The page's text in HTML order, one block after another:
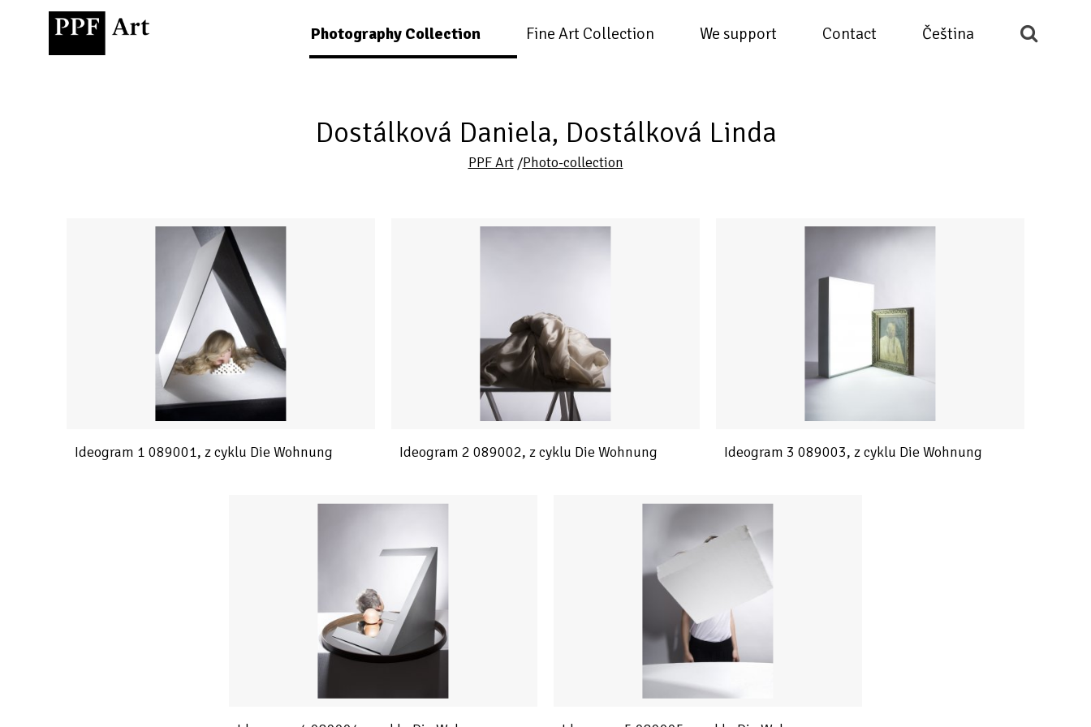
Photography Collection Fine Art Collection We support Contact Čeština
Dostálková Daniela, Dostálková Linda
PPF Art/Photo-collection
Ideogram 1 089001, z cyklu Die Wohnung Ideogram 2 089002, z cyklu Die Wohnung Ideogram 3 089003, z cyklu Die Wohnung